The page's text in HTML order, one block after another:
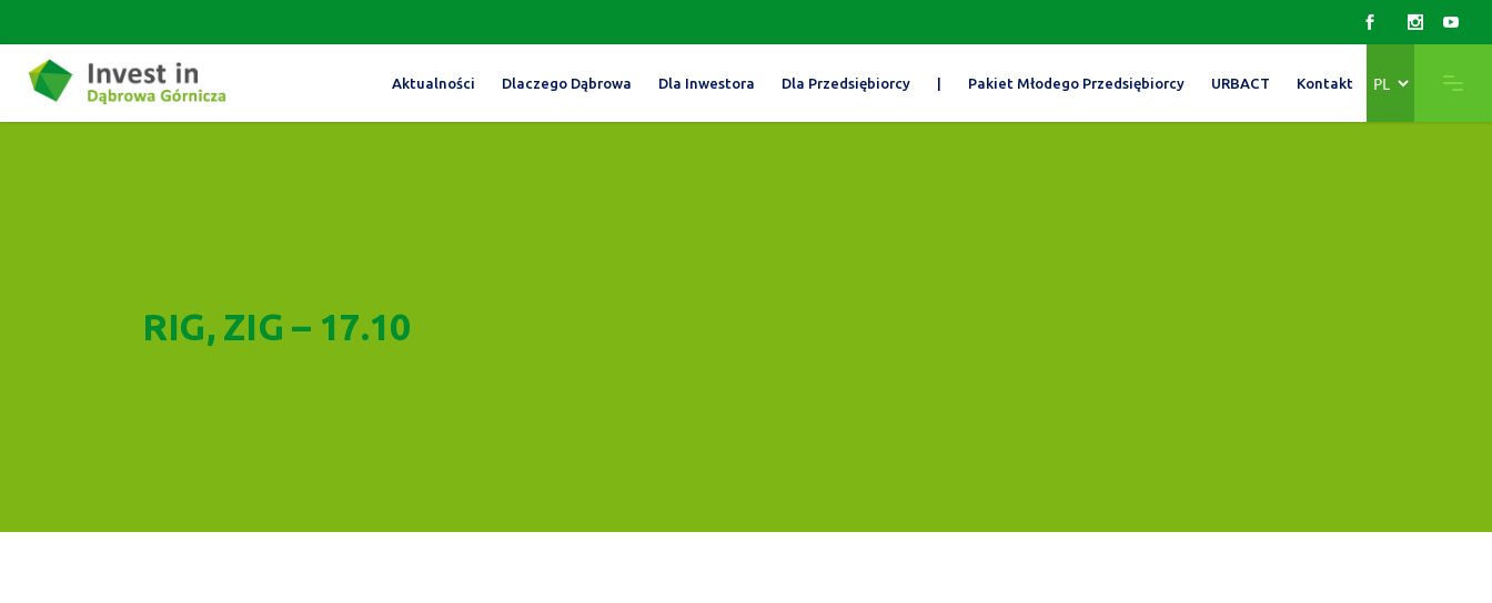
Aktualności Dlaczego Dąbrowa Dla Inwestora Dla Przedsiębiorcy | Pakiet Młodego Przedsiębiorcy URBACT Kontakt
język
RIG, ZIG – 17.10